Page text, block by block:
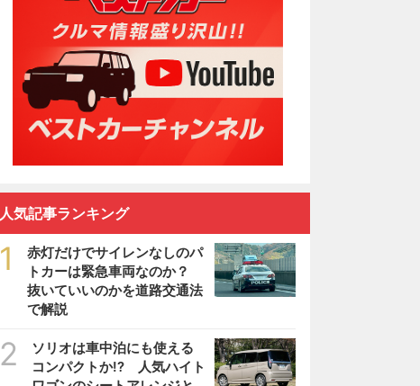
人気記事ランキング
1
赤灯だけでサイレンなしのパ
トカーは緊急車両なのか？
抜いていいのかを道路交通法
で解説
2
ソリオは車中泊にも使える
コンパクトか!? 人気ハイト